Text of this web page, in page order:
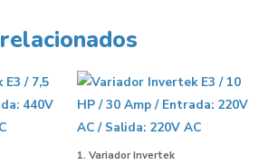
1. Variador Invertek